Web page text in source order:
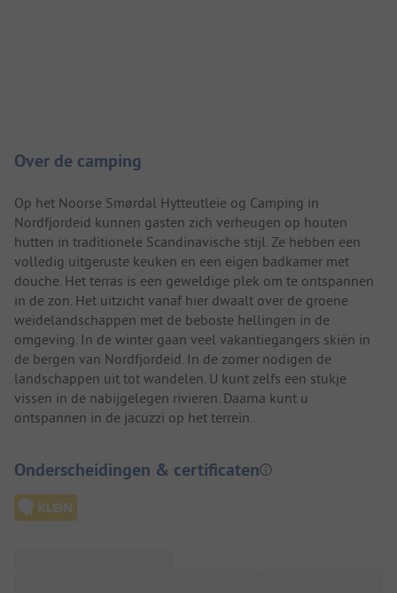
Over de camping
Op het Noorse Smørdal Hytteutleie og Camping in
Nordfjordeid kunnen gasten zich verheugen op houten
hutten in traditionele Scandinavische stijl. Ze hebben een
volledig uitgeruste keuken en een eigen badkamer met
douche. Het terras is een geweldige plek om te ontspannen
in de zon. Het uitzicht vanaf hier dwaalt over de groene
weidelandschappen met de beboste hellingen in de
omgeving. In de winter gaan veel vakantiegangers skiën in
de bergen van Nordfjordeid. In de zomer nodigen de
landschappen uit tot wandelen. U kunt zelfs een stukje
vissen in de nabijgelegen rivieren. Daarna kunt u
ontspannen in de jacuzzi op het terrein.
Onderscheidingen & certificaten